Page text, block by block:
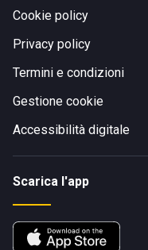
Cookie policy
Privacy policy
Termini e condizioni
Gestione cookie
Accessibilità digitale
Scarica l'app